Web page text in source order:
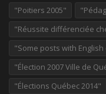
"Poitiers 2005"
"Réussite différenciée
"Some posts with
"Élection 2007 Ville de
"Élections Québec 2014"